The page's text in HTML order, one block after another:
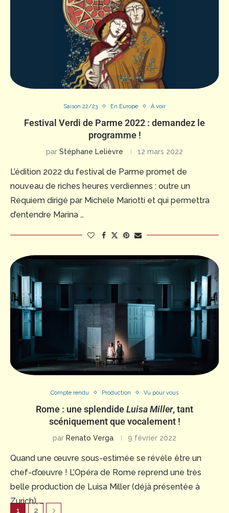
Saison 22/23 En Europe À voir
Festival Verdi de Parme 2022 : demandez le
programme !
par Stéphane Lelièvre 12 mars 2022
L’édition 2022 du festival de Parme promet de
nouveau de riches heures verdiennes : outre un
Requiem dirigé par Michele Mariotti et qui permettra
d’entendre Marina …
Compte rendu Production Vu pour vous
Rome : une splendideLuisa Miller, tant
scéniquement que vocalement !
par Renato Verga 9 février 2022
Quand une œuvre sous-estimée se révèle être un
chef-d’œuvre ! L’Opéra de Rome reprend une très
belle production de Luisa Miller (déjà présentée à
Zurich), …
1 2